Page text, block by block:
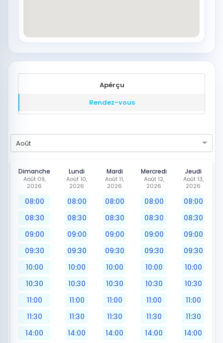
Apérçu
Rendez-vous
Août
Dimanche
Août 09,
2026
08:00
08:30
09:00
09:30
10:00
10:30
11:00
11:30
14:00
Lundi
Août 10,
2026
08:00
08:30
09:00
09:30
10:00
10:30
11:00
11:30
14:00
Mardi
Août 11,
2026
08:00
08:30
09:00
09:30
10:00
10:30
11:00
11:30
14:00
Mercredi
Août 12,
2026
08:00
08:30
09:00
09:30
10:00
10:30
11:00
11:30
14:00
Jeudi
Août 13,
2026
08:00
08:30
09:00
09:30
10:00
10:30
11:00
11:30
14:00